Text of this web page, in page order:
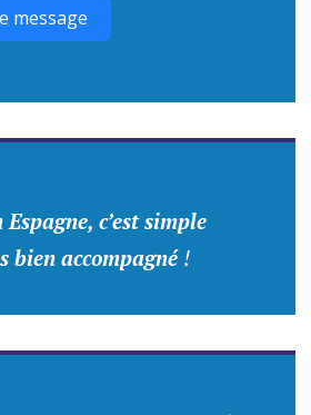
message
c’est simple
bien accompagné!